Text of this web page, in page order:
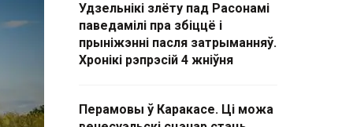
Удзельнікі злёту пад Расонамі
паведамілі пра збіццё і
прыніжэнні пасля затрыманняў.
Хронікі рэпрэсій 4 жніўня
Перамовы ў Каракасе. Ці можа